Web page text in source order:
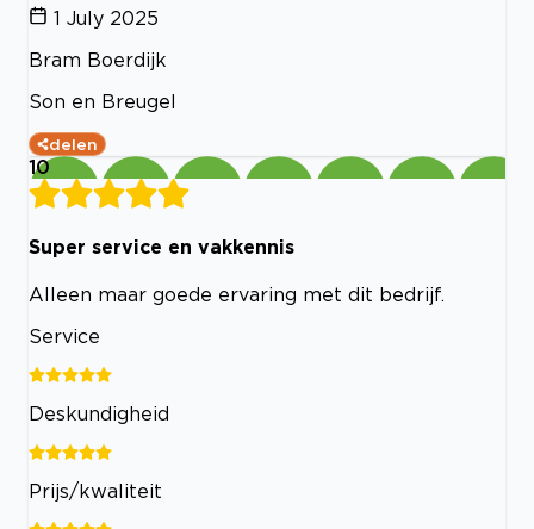
1 July 2025
Bram Boerdijk
Son en Breugel
delen
10
Super service en vakkennis
Alleen maar goede ervaring met dit bedrijf.
Service
Deskundigheid
Prijs/kwaliteit